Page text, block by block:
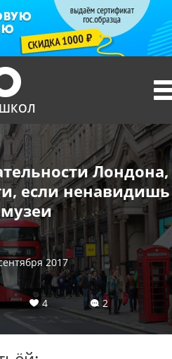
Лондона,
если ненавидишь
музеи
2017
4 2